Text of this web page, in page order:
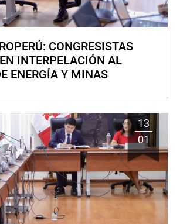
CONGRESISTAS
INTERPELACIÓN AL
ENERGÍA Y MINAS
13
01